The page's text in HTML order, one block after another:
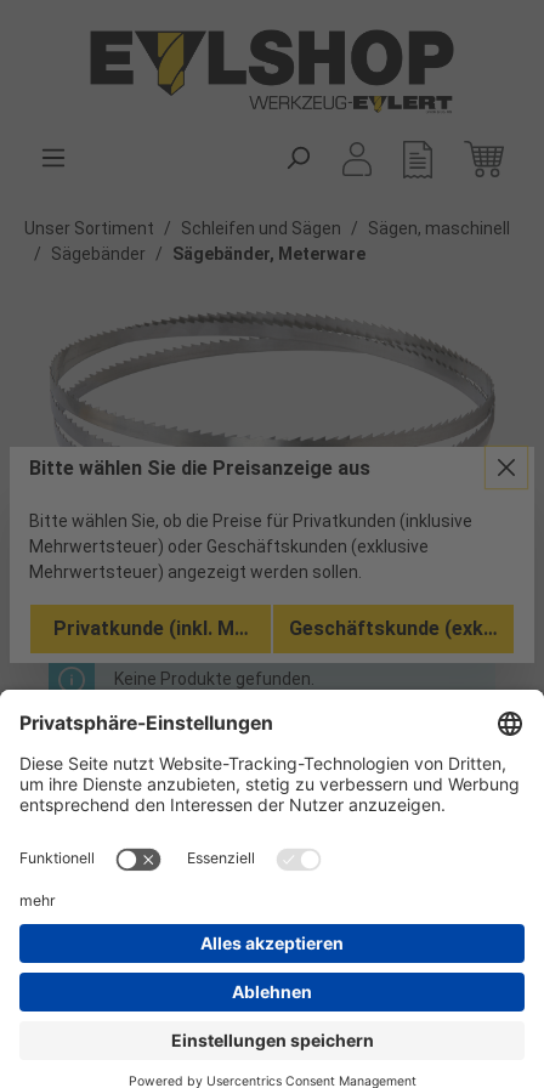
Unser Sortiment / Schleifen und Sägen /
Sägen, maschinell
/
Sägebänder / Sägebänder, Meterware
Produkte filtern
Keine Produkte gefunden.
Informationen
Kundenservice
Werkzeug-Eylert GmbH & Co. KG • F.-O.-Schimmel-Str. 3 • 09120 Chemnitz
Bitte wählen Sie die Preisanzeige aus
Bitte wählen Sie, ob die Preise für Privatkunden (inklusive
Mehrwertsteuer) oder Geschäftskunden (exklusive
Mehrwertsteuer) angezeigt werden sollen.
Privatkunde (inkl. MwSt.) Geschäftskunde (exkl.